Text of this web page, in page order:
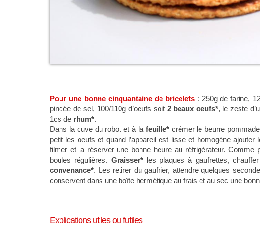
Pour une bonne cinquantaine de bricelets : 250g de farine,
pincée de sel, 100/110g d’oeufs soit 2 beaux oeufs*, le zeste
1cs de rhum*.
Dans la cuve du robot et à la feuille*crémer le beurre
petit les oeufs et quand l’appareil est lisse et homogène
filmer et la réserver une bonne heure au réfrigérateur.
boules régulières. Graisser*les plaques à gaufrettes,
convenance*. Les retirer du gaufrier, attendre quelques
conservent dans une boîte hermétique au frais et au sec une
Explications utiles ou futiles